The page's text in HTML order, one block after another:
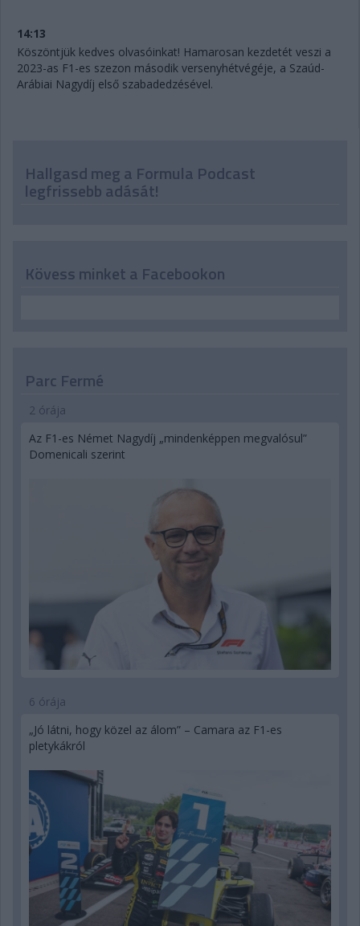
14:13
Köszöntjük kedves olvasóinkat! Hamarosan kezdetét veszi a
2023-as F1-es szezon második versenyhétvégéje, a Szaúd-
Arábiai Nagydíj első szabadedzésével.
Hallgasd meg a Formula Podcast
legfrissebb adását!
Kövess minket a Facebookon
Parc Fermé
2 órája
Az F1-es Német Nagydíj „mindenképpen megvalósul”
Domenicali szerint
6 órája
„Jó látni, hogy közel az álom” – Camara az F1-es
pletykákról